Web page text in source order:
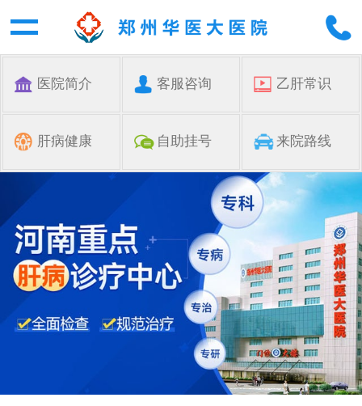
医院简介 客服咨询 乙肝常识
肝病健康 自助挂号 来院路线